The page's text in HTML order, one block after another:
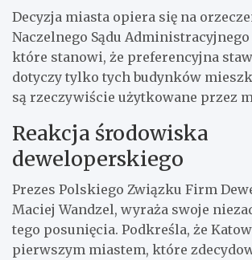
Decyzja miasta opiera się na
Naczelnego Sądu
które stanowi, że preferencyjna
dotyczy tylko tych budynków
są rzeczywiście użytkowane przez
Reakcja środowiska
deweloperskiego
Prezes Polskiego Związku Firm
Maciej Wandzel, wyraża swoje
tego posunięcia. Podkreśla, że
pierwszym miastem, które